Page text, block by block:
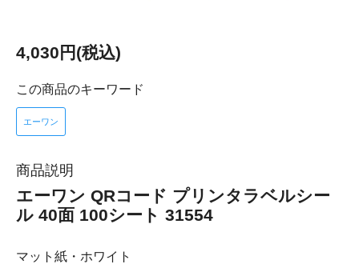
4,030円(税込)
この商品のキーワード
エーワン
商品説明
エーワン QRコード プリンタラベルシー
ル 40面 100シート 31554
マット紙・ホワイト